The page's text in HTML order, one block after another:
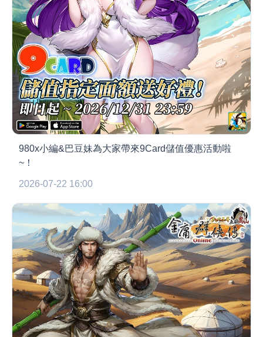
980x小編&巴豆妹為大家帶來9Card儲值優惠活動啦
~！
2026-07-22 16:00